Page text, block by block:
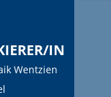
IN
Wentzien